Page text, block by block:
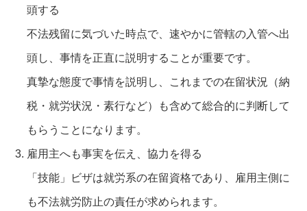
頭する
不法残留に気づいた時点で、速やかに管轄の入管へ出
頭し、事情を正直に説明することが重要です。
真摯な態度で事情を説明し、これまでの在留状況（納
税・就労状況・素行など）も含めて総合的に判断して
もらうことになります。
雇用主へも事実を伝え、協力を得る
「技能」ビザは就労系の在留資格であり、雇用主側に
も不法就労防止の責任が求められます。